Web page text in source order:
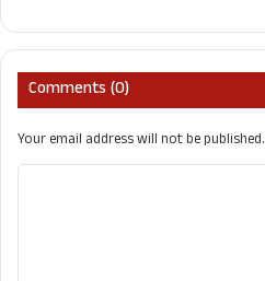
Comments (0)
Your email address will not be published.